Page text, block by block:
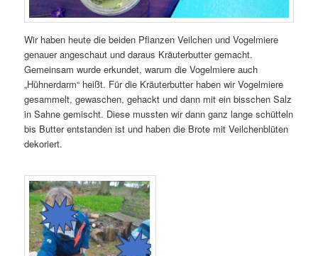
Wir haben heute die beiden Pflanzen Veilchen und Vogelmiere
genauer angeschaut und daraus Kräuterbutter gemacht.
Gemeinsam wurde erkundet, warum die Vogelmiere auch
„Hühnerdarm“ heißt. Für die Kräuterbutter haben wir Vogelmiere
gesammelt, gewaschen, gehackt und dann mit ein bisschen Salz
in Sahne gemischt. Diese mussten wir dann ganz lange schütteln
bis Butter entstanden ist und haben die Brote mit Veilchenblüten
dekoriert.